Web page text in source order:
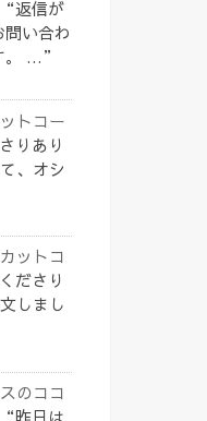
返信が
い合わ
。 … ”
トコー
りあり
、オシ
ットコ
ださり
しまし
のココ